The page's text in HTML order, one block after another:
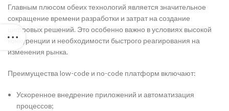
Главным плюсом обеих технологий является значительное
сокращение времени разработки и затрат на создание
цифровых решений. Это особенно важно в условиях высокой
конкуренции и необходимости быстрого реагирования на
изменения рынка.
Преимущества low-code и no-code платформ включают:
Ускоренное внедрение приложений и автоматизация
процессов;